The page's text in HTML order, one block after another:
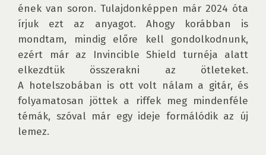
ének van soron. Tulajdonképpen már 2024 óta
írjuk ezt az anyagot. Ahogy korábban is
mondtam, mindig előre kell gondolkodnunk,
ezért már az Invincible Shield turnéja alatt
elkezdtük összerakni az ötleteket.
A hotelszobában is ott volt nálam a gitár, és
folyamatosan jöttek a riffek meg mindenféle
témák, szóval már egy ideje formálódik az új
lemez.